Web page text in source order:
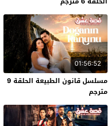
01:56:52
مسلسل قانون الطبيعة الحلقة 9
مترجم